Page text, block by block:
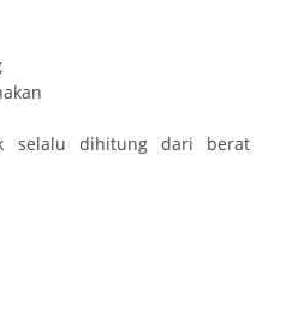
selalu dihitung dari berat